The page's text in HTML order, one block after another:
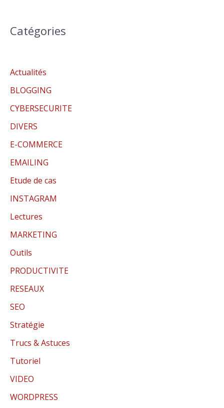
Catégories
Actualités
BLOGGING
CYBERSECURITE
DIVERS
E-COMMERCE
EMAILING
Etude de cas
INSTAGRAM
Lectures
MARKETING
Outils
PRODUCTIVITE
RESEAUX
SEO
Stratégie
Trucs & Astuces
Tutoriel
VIDEO
WORDPRESS